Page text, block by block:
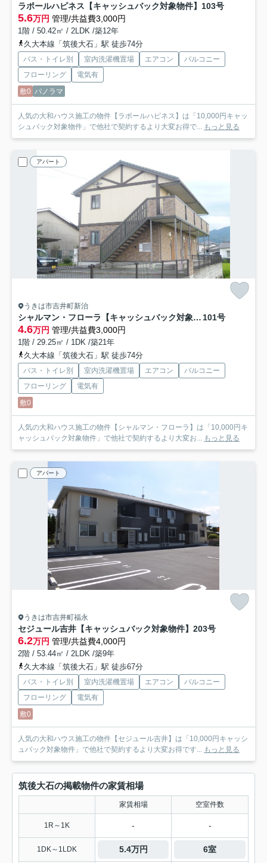
ラポールハピネス【キャッシュバック対象物件】 103号
5.6万円 管理/共益費3,000円
1階 / 50.42㎡ / 2LDK /築12年
久大本線「筑後大石」駅 徒歩74分
バス・トイレ別 室内洗濯機置場 エアコン
バルコニー
フローリング
電気有
敷0 パノラマ
人気の大和ハウス施工の物件【ラポールハピネス】は「10,000円キャッ
シュバック対象物件」で他社で契約するより大変お得で... もっと見る
アパート
うきは市吉井町新治
シャルマン・フローラ【キャッシュバック対象物件】 101号
4.6万円 管理/共益費3,000円
1階 / 29.25㎡ / 1DK /築21年
久大本線「筑後大石」駅 徒歩74分
バス・トイレ別 室内洗濯機置場 エアコン
バルコニー
フローリング
電気有
敷0
人気の大和ハウス施工の物件【シャルマン・フローラ】は「10,000円キ
ャッシュバック対象物件」で他社で契約するより大変お... もっと見る
アパート
うきは市吉井町福永
セジュール吉井【キャッシュバック対象物件】 203号
6.2万円 管理/共益費4,000円
2階 / 53.44㎡ / 2LDK /築9年
久大本線「筑後大石」駅 徒歩67分
バス・トイレ別 室内洗濯機置場 エアコン
バルコニー
フローリング
電気有
敷0
人気の大和ハウス施工の物件【セジュール吉井】は「10,000円キャッシ
ュバック対象物件」で他社で契約するより大変お得です... もっと見る
筑後大石の掲載物件の家賃相場
家賃相場 空室件数
1R～1K - -
1DK～1LDK 5.4万円 6室